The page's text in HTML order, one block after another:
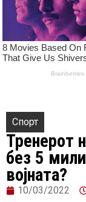
Спорт
Тренерот
без 5
војната?
10/03/2022